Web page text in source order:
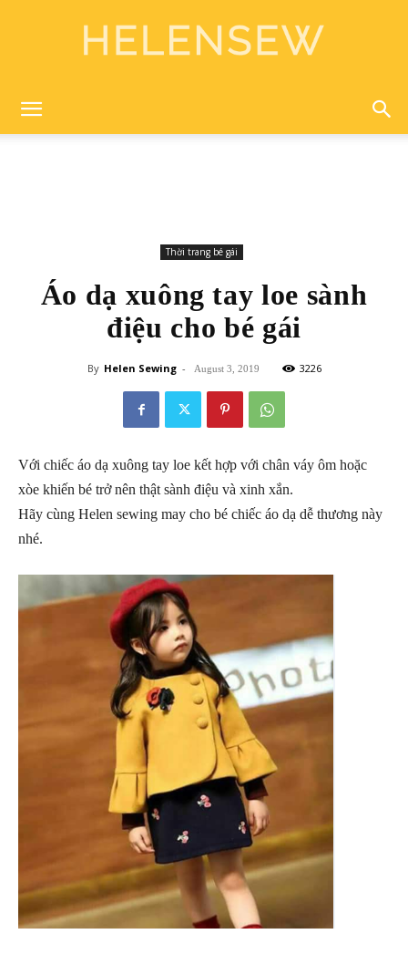
Thời trang bé gái
Áo dạ xuông tay loe sành
điệu cho bé gái
By Helen Sewing - August 3, 2019 3226
Với chiếc áo dạ xuông tay loe kết hợp với chân váy ôm hoặc
xòe khiến bé trở nên thật sành điệu và xinh xắn.
Hãy cùng Helen sewing may cho bé chiếc áo dạ dễ thương này
nhé.